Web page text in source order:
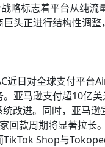
略标志着平台从纯
头正进行结构性调整
近日对全球支付平
亚马逊支付超10亿
改进。同时，亚马
回款周期将显著拉长
Shop与